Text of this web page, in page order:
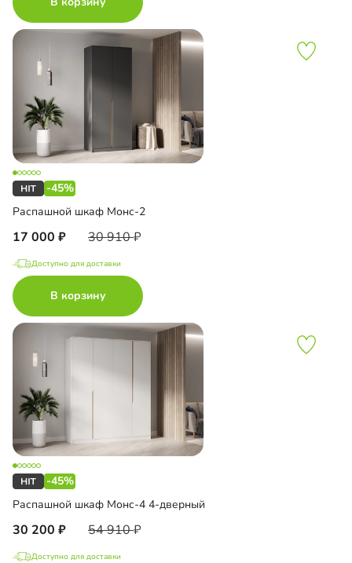
-45%
Распашной шкаф Монс-2
17 000 30 910
Доступно для доставки
В корзину
-45%
Распашной шкаф Монс-4 4-дверный
30 200 54 910
Доступно для доставки